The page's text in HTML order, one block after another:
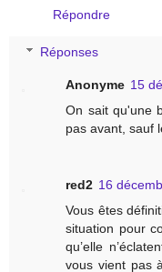
Répondre
Réponses
Anonyme 15
On sait qu'une
pas avant, sauf
red2 16
Vous êtes
situation pour
qu’elle
vous vient pas